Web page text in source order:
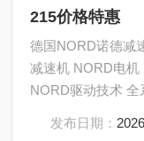
215价格特惠
德国NORD诺德减
减速机 NORD电
NORD驱动技术
发布日期：